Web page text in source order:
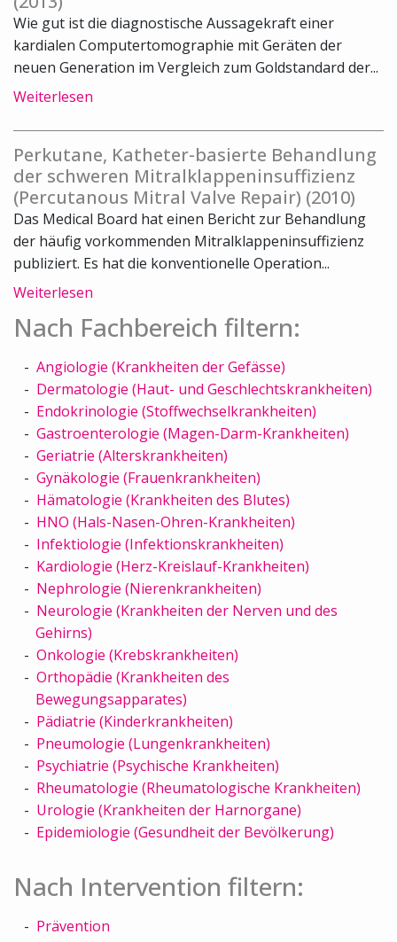
Wie gut ist die diagnostische Aussagekraft einer
kardialen Computertomographie mit Geräten der
neuen Generation im Vergleich zum Goldstandard der...
Weiterlesen
Perkutane, Katheter-basierte Behandlung
der schweren Mitralklappeninsuffizienz
(Percutanous Mitral Valve Repair) (2010)
Das Medical Board hat einen Bericht zur Behandlung
der häufig vorkommenden Mitralklappeninsuffizienz
publiziert. Es hat die konventionelle Operation...
Weiterlesen
Nach Fachbereich filtern:
Angiologie (Krankheiten der Gefässe)
Dermatologie (Haut- und Geschlechtskrankheiten)
Endokrinologie (Stoffwechselkrankheiten)
Gastroenterologie (Magen-Darm-Krankheiten)
Geriatrie (Alterskrankheiten)
Gynäkologie (Frauenkrankheiten)
Hämatologie (Krankheiten des Blutes)
HNO (Hals-Nasen-Ohren-Krankheiten)
Infektiologie (Infektionskrankheiten)
Kardiologie (Herz-Kreislauf-Krankheiten)
Nephrologie (Nierenkrankheiten)
Neurologie (Krankheiten der Nerven und des
Gehirns)
Onkologie (Krebskrankheiten)
Orthopädie (Krankheiten des
Bewegungsapparates)
Pädiatrie (Kinderkrankheiten)
Pneumologie (Lungenkrankheiten)
Psychiatrie (Psychische Krankheiten)
Rheumatologie (Rheumatologische Krankheiten)
Urologie (Krankheiten der Harnorgane)
Epidemiologie (Gesundheit der Bevölkerung)
Nach Intervention filtern:
Prävention